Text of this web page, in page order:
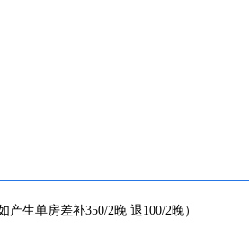
生单房差补350/2晚 退100/2晚）